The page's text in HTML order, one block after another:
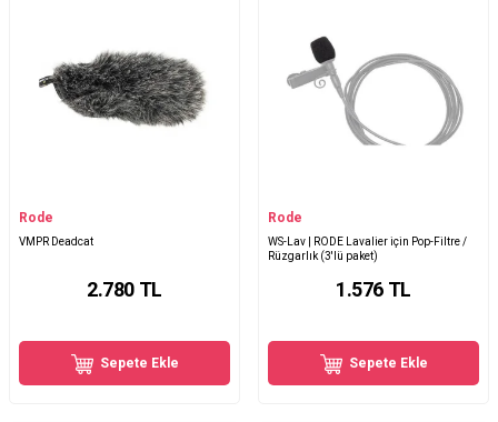
Rode
VMPR Deadcat
2.780 TL
Sepete Ekle
Rode
WS-Lav | RODE Lavalier için Pop-Filtre /
Rüzgarlık (3'lü paket)
1.576 TL
Sepete Ekle